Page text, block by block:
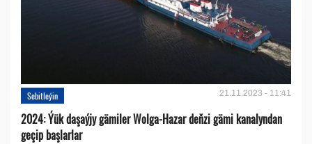
Sebitleýin 21.11.2023 - 11:41
2024: Ýük daşaýjy gämiler Wolga-Hazar deňzi gämi kanalyndan
geçip başlarlar